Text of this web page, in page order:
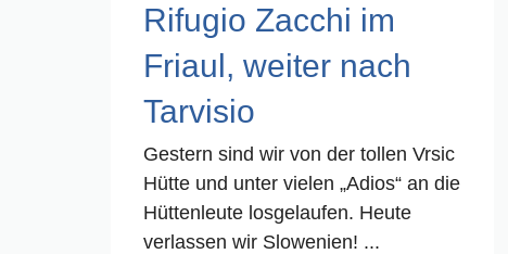
Rifugio Zacchi im
Friaul, weiter nach
Tarvisio
Gestern sind wir von der tollen Vrsic
Hütte und unter vielen „Adios“ an die
Hüttenleute losgelaufen. Heute
verlassen wir Slowenien! ...